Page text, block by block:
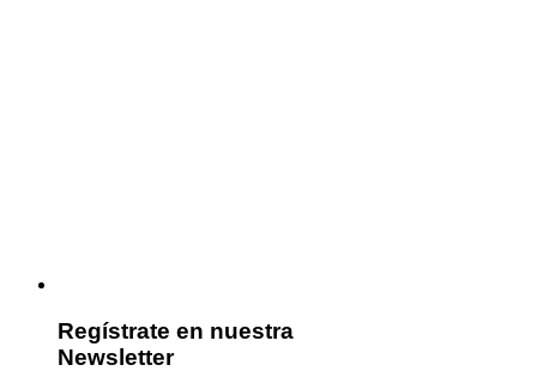
Regístrate en nuestra
Newsletter